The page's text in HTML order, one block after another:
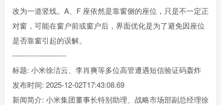
改为一道竖线。A、F 座依然是靠窗侧的座位，只是不一定正
对窗，可能在窗户前或窗户后，界面优化是为了避免因座位
是否靠窗引起的误解。
----------------------
标题: 小米徐洁云、李肖爽等多位高管遭遇短信验证码轰炸
发布时间: 2025-12-02T17:43:08.69
新闻简介: 小米集团董事长特别助理、战略市场部副总经理徐